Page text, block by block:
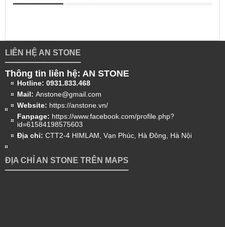
LIÊN HỆ AN STONE
Thông tin liên hệ: AN STONE
Hotline: 0931.833.468
Mail: Anstone@gmail.com
Website: https://anstone.vn/
Fanpage: https://www.facebook.com/profile.php?
id=61584198575603
Địa chỉ: CTT2-4 HIMLAM, Vạn Phúc, Hà Đông, Hà Nội
ĐỊA CHỈ AN STONE TRÊN MAPS